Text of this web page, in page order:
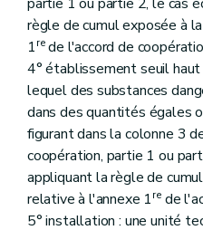
Art. 250
Art. 251
Art. 252
Art. 253
Art. 254
Art. 255
Art. 256
Art. 257
Art. 258
Art. 259
Art. 260
Art. 261
partie 1 ou partie 2, le cas
règle de cumul exposée à
1rede l'accord de
4° établissement seuil
lequel des substances
dans des quantités égales
figurant dans la colonne 3
coopération, partie 1 ou
appliquant la règle de
relative à l'annexe 1rede
5° installation : une unité